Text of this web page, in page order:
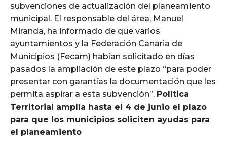
subvenciones de actualización del planeamiento
municipal. El responsable del área, Manuel
Miranda, ha informado de que varios
ayuntamientos y la Federación Canaria de
Municipios (Fecam) habían solicitado en días
pasados la ampliación de este plazo “para poder
presentar con garantías la documentación que les
permita aspirar a esta subvención”. Política
Territorial amplía hasta el 4 de junio el plazo
para que los municipios soliciten ayudas para
el planeamiento